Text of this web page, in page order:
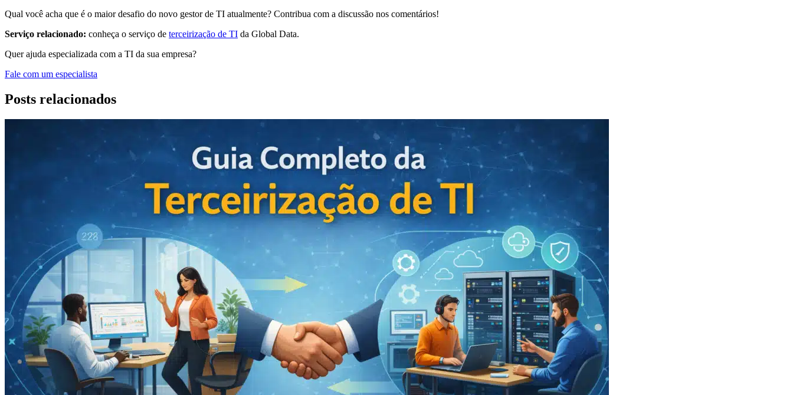
Qual você acha que é o maior desafio do novo gestor de TI atualmente? Contribua com a discussão nos comentários!
Serviço relacionado: conheça o serviço de terceirização de TI da Global Data.
Quer ajuda especializada com a TI da sua empresa?
Fale com um especialista
Posts relacionados